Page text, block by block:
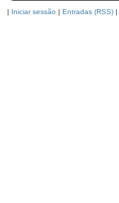
| Iniciar sessão | Entradas (RSS) |